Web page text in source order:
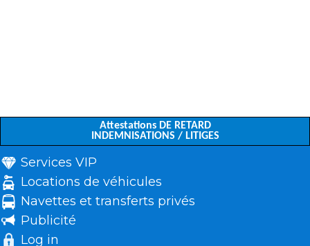
Attestations DE RETARD
INDEMNISATIONS / LITIGES
Services VIP
Locations de véhicules
Navettes et transferts privés
Publicité
Log in